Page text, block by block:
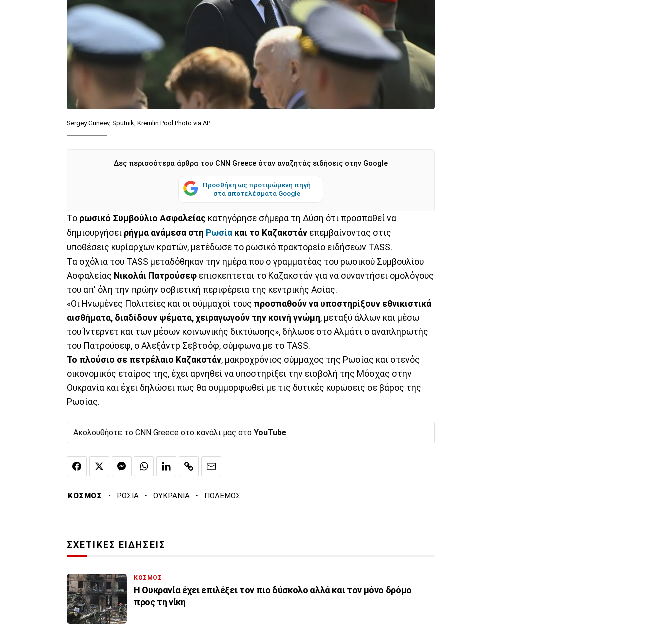
Sergey Guneev, Sputnik, Kremlin Pool Photo via AP
Δες περισσότερα άρθρα του CNN Greece όταν αναζητάς ειδήσεις στην Google
Προσθήκη ως προτιμώμενη πηγή
στα αποτελέσματα Google
Το ρωσικό Συμβούλιο Ασφαλείας κατηγόρησε σήμερα τη Δύση ότι προσπαθεί να
δημιουργήσει ρήγμα ανάμεσα στη Ρωσία και το Καζακστάν επεμβαίνοντας στις
υποθέσεις κυρίαρχων κρατών, μετέδωσε το ρωσικό πρακτορείο ειδήσεων TASS.
Τα σχόλια του TASS μεταδόθηκαν την ημέρα που ο γραμματέας του ρωσικού Συμβουλίου
Ασφαλείας Νικολάι Πατρούσεφ επισκεπτεται το Καζακστάν για να συναντήσει ομολόγους
του απ' όλη την πρώην σοβιετική περιφέρεια της κεντρικής Ασίας.
«Οι Ηνωμένες Πολιτείες και οι σύμμαχοί τους προσπαθούν να υποστηρίξουν εθνικιστικά
αισθήματα, διαδίδουν ψέματα, χειραγωγούν την κοινή γνώμη, μεταξύ άλλων και μέσω
του Ίντερνετ και των μέσων κοινωνικής δικτύωσης», δήλωσε στο Αλμάτι ο αναπληρωτής
του Πατρούσεφ, ο Αλεξάντρ Σεβτσόφ, σύμφωνα με το TASS.
Το πλούσιο σε πετρέλαιο Καζακστάν, μακροχρόνιος σύμμαχος της Ρωσίας και στενός
οικονομικός εταίρος της, έχει αρνηθεί να υποστηρίξει την εισβολή της Μόσχας στην
Ουκρανία και έχει δηλώσει πως θα συμμορφωθεί με τις δυτικές κυρώσεις σε βάρος της
Ρωσίας.
Ακολουθήστε το CNN Greece στο κανάλι μας στο YouTube
ΚΟΣΜΟΣ · ΡΩΣΙΑ · ΟΥΚΡΑΝΙΑ · ΠΟΛΕΜΟΣ
ΣΧΕΤΙΚΕΣ ΕΙΔΗΣΕΙΣ
ΚΟΣΜΟΣ
Η Ουκρανία έχει επιλέξει τον πιο δύσκολο αλλά και τον μόνο δρόμο
προς τη νίκη